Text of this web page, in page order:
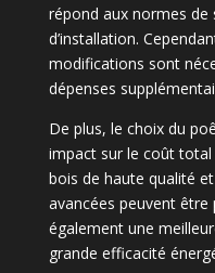
répond aux normes de
d’installation.
modifications sont
dépenses
De plus, le choix du
impact sur le coût total
bois de haute qualité
avancées peuvent
également une
grande efficacité